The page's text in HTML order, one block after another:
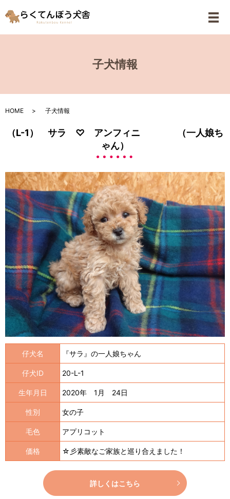
メ
子犬情報
HOME 子犬情報
（L-1） サラ ♡ アンフィニ （一人娘ち
ゃん）
仔犬名 『サラ』の一人娘ちゃん
仔犬ID 20-L-1
生年月日 2020年 1月 24日
性別 女の子
毛色 アプリコット
価格 ☆彡素敵なご家族と巡り合えました！
詳しくはこちら